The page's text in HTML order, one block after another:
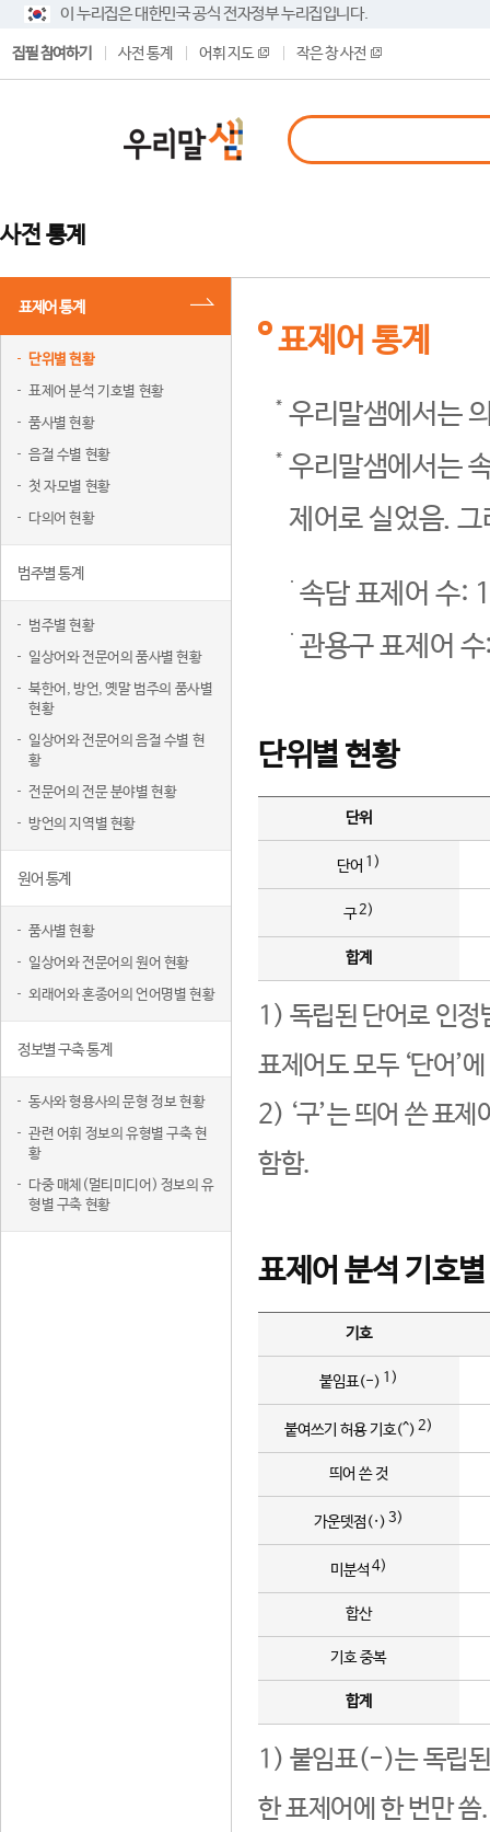
이 누리집은 대한민국 공식 전자정부 누리집입니다.
집필 참여하기 사전 통계 어휘 지도 작은 창 사전
사전 통계
표제어 통계
단위별 현황
표제어 분석 기호별 현황
품사별 현황
음절 수별 현황
첫 자모별 현황
다의어 현황
범주별 통계
범주별 현황
일상어와 전문어의 품사별 현황
북한어, 방언, 옛말 범주의 품사별
현황
일상어와 전문어의 음절 수별 현
황
전문어의 전문 분야별 현황
방언의 지역별 현황
원어 통계
품사별 현황
일상어와 전문어의 원어 현황
외래어와 혼종어의 언어명별 현황
정보별 구축 통계
동사와 형용사의 문형 정보 현황
관련 어휘 정보의 유형별 구축 현
황
다중 매체(멀티미디어) 정보의 유
형별 구축 현황
표제어 통계
우리말샘에서는
우리말샘에서는
제어로 실었음.
속담 표제어 수:
관용구 표제어
단위별 현황
단위
단어 1)
구2)
합계
1) 독립된 단어로 인정
표제어도 모두 ‘단어’
2) ‘구’는 띄어 쓴 표
함함.
표제어 분석 기호
기호
붙임표(-) 1)
붙여쓰기 허용 기호(^) 2)
띄어 쓴 것
가운뎃점(·) 3)
미분석 4)
합산
기호 중복
합계
1) 붙임표(-)는 독립된
한 표제어에 한 번만